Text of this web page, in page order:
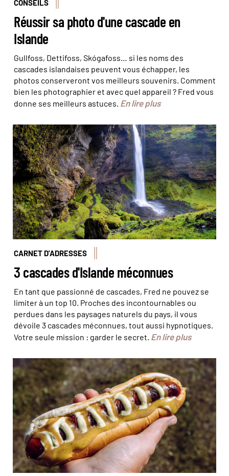
CONSEILS
Réussir sa photo d'une cascade en
Islande
Gullfoss, Dettifoss, Skógafoss… si les noms des
cascades islandaises peuvent vous échapper, les
photos conserveront vos meilleurs souvenirs. Comment
bien les photographier et avec quel appareil ? Fred vous
donne ses meilleurs astuces. En lire plus
© anderm/stock.adobe
CARNET D'ADRESSES
3 cascades d'Islande méconnues
En tant que passionné de cascades, Fred ne pouvez se
limiter à un top 10. Proches des incontournables ou
perdues dans les paysages naturels du pays, il vous
dévoile 3 cascades méconnues, tout aussi hypnotiques.
Votre seule mission : garder le secret. En lire plus
©FotoHelin - stock.adobe